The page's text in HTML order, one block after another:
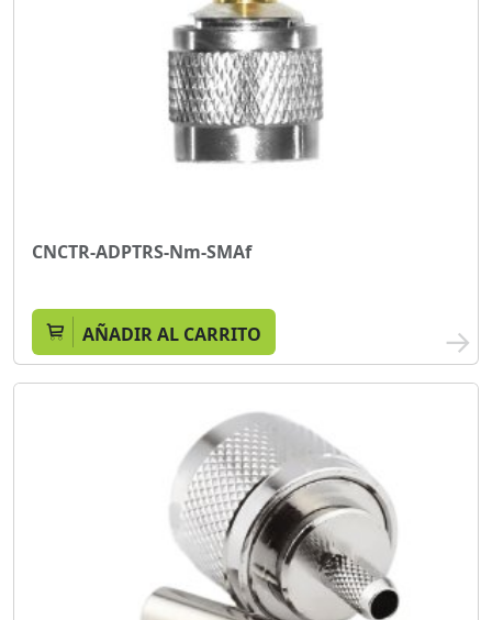
CNCTR-ADPTRS-Nm-SMAf
AÑADIR AL CARRITO